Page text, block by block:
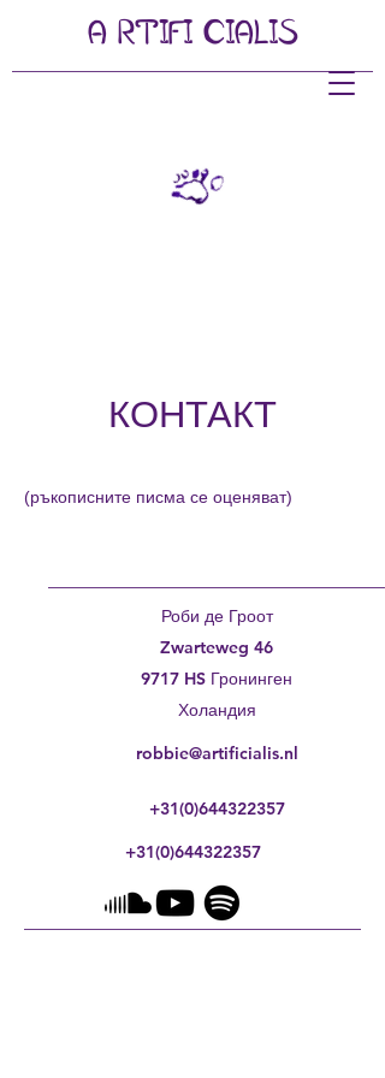
A RTIFI CIALIS
КОНТАКТ
(ръкописните писма се оценяват)
Роби де Гроот
Zwarteweg 46
9717 HS Гронинген
Холандия
robbie@artificialis.nl
+31(0)644322357
+31(0)644322357